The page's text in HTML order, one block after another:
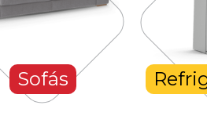
Sofás